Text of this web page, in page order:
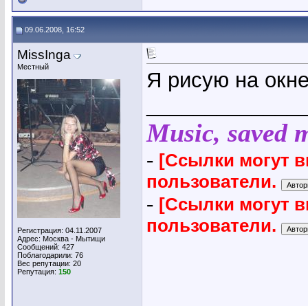
09.06.2008, 16:52
MissInga
Местный
Регистрация: 04.11.2007
Адрес: Москва - Мытищи
Сообщений: 427
Поблагодарили: 76
Вес репутации: 20
Репутация: 150
Я рисую на
Music, saved
- [Ссылки могут
пользователи.
- [Ссылки могут
пользователи.